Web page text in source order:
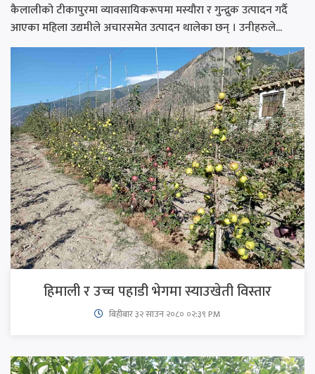
कैलालीको टीकापुरमा व्यावसायिकरूपमा मस्यौरा र गुन्द्रुक उत्पादन गर्दै
आएका महिला उद्यमीले अचारसमेत उत्पादन थालेका छन् । उनीहरुले...
हिमाली र उच्च पहाडी भेगमा स्याउखेती विस्तार
बिहीबार ३२ साउन २०८० ०२:३९ PM